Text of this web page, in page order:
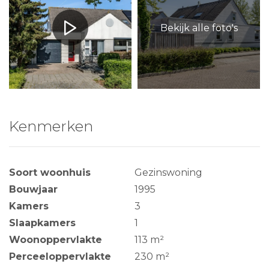
Bekijk alle foto's
Kenmerken
Soort woonhuis
Gezinswoning
Bouwjaar
1995
Kamers
3
Slaapkamers
1
Woonoppervlakte
113 m²
Perceeloppervlakte
230 m²